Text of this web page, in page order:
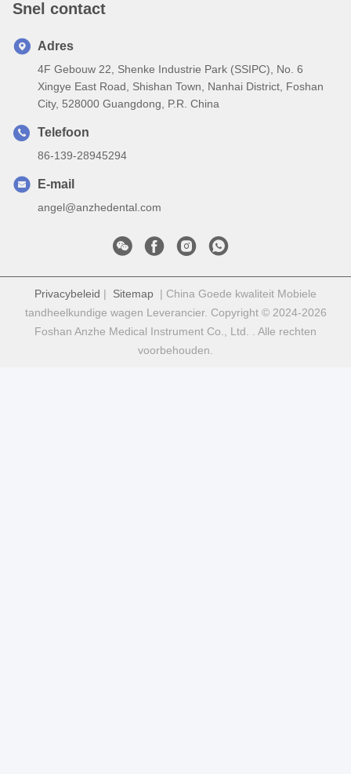
Snel contact
Adres
4F Gebouw 22, Shenke Industrie Park (SSIPC), No. 6
Xingye East Road, Shishan Town, Nanhai District, Foshan
City, 528000 Guangdong, P.R. China
Telefoon
86-139-28945294
E-mail
angel@anzhedental.com
Privacybeleid | Sitemap | China Goede kwaliteit Mobiele
tandheelkundige wagen Leverancier. Copyright © 2024-2026
Foshan Anzhe Medical Instrument Co., Ltd. . Alle rechten
voorbehouden.